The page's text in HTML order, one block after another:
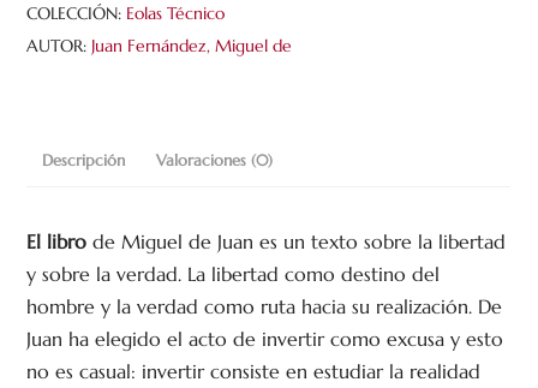
COLECCIÓN: Eolas Técnico
AUTOR: Juan Fernández, Miguel de
Descripción Valoraciones (0)
El libro de Miguel de Juan es un texto sobre la libertad
y sobre la verdad. La libertad como destino del
hombre y la verdad como ruta hacia su realización. De
Juan ha elegido el acto de invertir como excusa y esto
no es casual: invertir consiste en estudiar la realidad